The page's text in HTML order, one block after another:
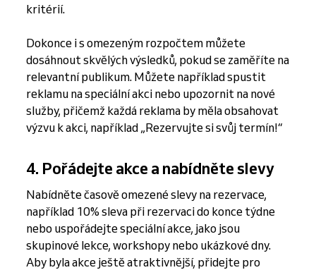
kritérií.
Dokonce i s omezeným rozpočtem můžete
dosáhnout skvělých výsledků, pokud se zaměříte na
relevantní publikum. Můžete například spustit
reklamu na speciální akci nebo upozornit na nové
služby, přičemž každá reklama by měla obsahovat
výzvu k akci, například „Rezervujte si svůj termín!“
4. Pořádejte akce a nabídněte slevy
Nabídněte časově omezené slevy na rezervace,
například 10% sleva při rezervaci do konce týdne
nebo uspořádejte speciální akce, jako jsou
skupinové lekce, workshopy nebo ukázkové dny.
Aby byla akce ještě atraktivnější, přidejte pro